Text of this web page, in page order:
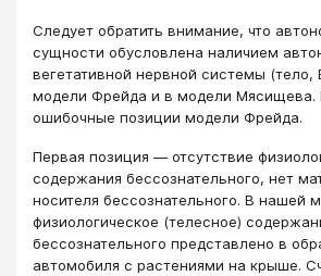
Следует обратить внимание, что
сущности обусловлена наличием
вегетативной нервной системы (тело,
модели Фрейда и в модели Мясищева.
ошибочные позиции модели Фрейда.
Первая позиция ― отсутствие
содержания бессознательного, нет
носителя бессознательного. В нашей
физиологическое (телесное)
бессознательного представлено в
автомобиля с растениями на крыше.